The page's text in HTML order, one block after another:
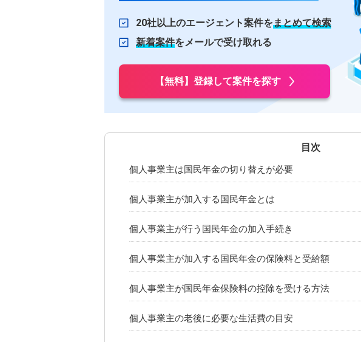
20社以上のエージェント案件をまとめて検索
新着案件をメールで受け取れる
【無料】登録して案件を探す
個人事業主は国民年金の切り替えが必要
個人事業主が加入する国民年金とは
個人事業主が行う国民年金の加入手続き
個人事業主が加入する国民年金の保険料と受給額
個人事業主が国民年金保険料の控除を受ける方法
個人事業主の老後に必要な生活費の目安